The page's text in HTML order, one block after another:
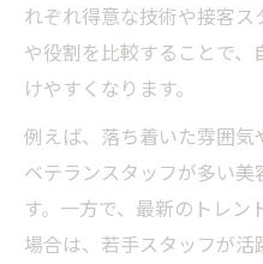
れぞれ得意な技術や接客
や役割を比較することで
けやすくなります。
例えば、落ち着いた雰囲気
ベテランスタッフが多い
す。一方で、最新のトレ
場合は、若手スタッフが